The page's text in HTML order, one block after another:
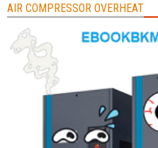
AIR COMPRESSOR OVERHEAT